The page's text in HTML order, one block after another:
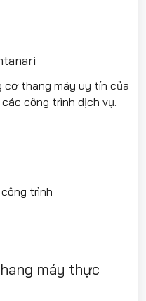
cơ thang máy uy tín của
công trình dịch vụ.
trình
máy thực